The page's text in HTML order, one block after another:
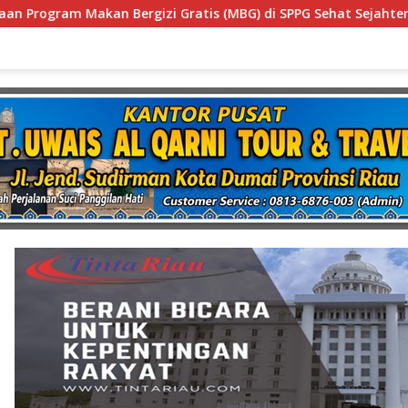
(MBG) di SPPG Sehat Sejahtera Bersama Kota Dumai